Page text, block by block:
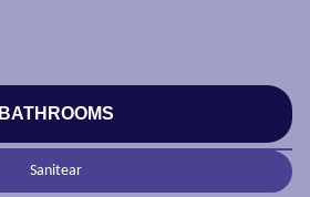
BATHROOMS
Sanitear